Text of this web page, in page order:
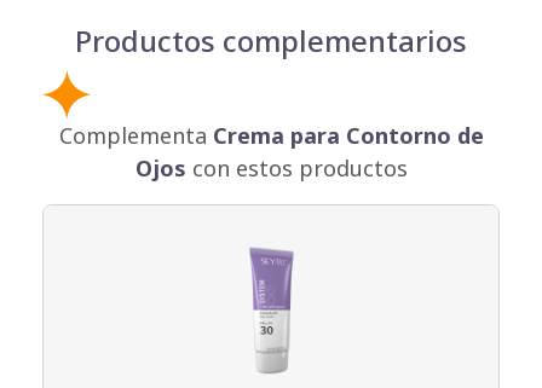
Productos complementarios
Complementa Crema para Contorno de
Ojos con estos productos